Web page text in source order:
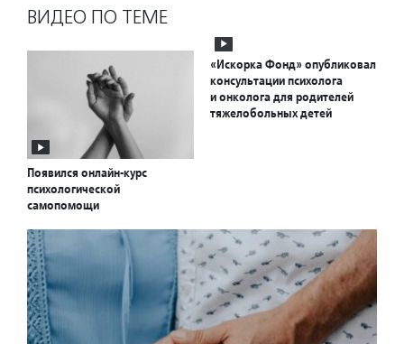
ВИДЕО ПО ТЕМЕ
Появился онлайн-курс
психологической
самопомощи
«Искорка Фонд» опубликовал
консультации психолога
и онколога для родителей
тяжелобольных детей